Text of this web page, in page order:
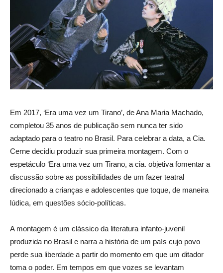
Em 2017, ‘Era uma vez um Tirano’, de Ana Maria Machado,
completou 35 anos de publicação sem nunca ter sido
adaptado para o teatro no Brasil. Para celebrar a data, a Cia.
Cerne decidiu produzir sua primeira montagem. Com o
espetáculo ‘Era uma vez um Tirano, a cia. objetiva fomentar a
discussão sobre as possibilidades de um fazer teatral
direcionado a crianças e adolescentes que toque, de maneira
lúdica, em questões sócio-políticas.
A montagem é um clássico da literatura infanto-juvenil
produzida no Brasil e narra a história de um país cujo povo
perde sua liberdade a partir do momento em que um ditador
toma o poder. Em tempos em que vozes se levantam